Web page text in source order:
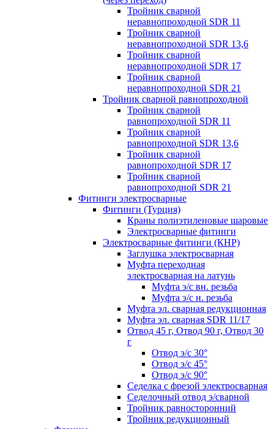
Тройник сварной
неравнопроходной SDR 11
Тройник сварной
неравнопроходной SDR 13,6
Тройник сварной
неравнопроходной SDR 17
Тройник сварной
неравнопроходной SDR 21
Тройник сварной равнопроходной
Тройник сварной
равнопроходной SDR 11
Тройник сварной
равнопроходной SDR 13,6
Тройник сварной
равнопроходной SDR 17
Тройник сварной
равнопроходной SDR 21
Фитинги электросварные
Фитинги (Турция)
Краны полиэтиленовые шаровые
Электросварные фитинги
Электросварные фитинги (КНР)
Заглушка электросварная
Муфта переходная
электросварная на латунь
Муфта э/с вн. резьба
Муфта э/с н. резьба
Муфта эл. cварная редукционная
Муфта эл. сварная SDR 11/17
Отвод 45 г, Отвод 90 г, Отвод 30
г
Отвод э/с 30°
Отвод э/с 45°
Отвод э/с 90°
Седелка с фрезой электросварная
Седелочный отвод э/сварной
Тройник равносторонний
Тройник редукционный